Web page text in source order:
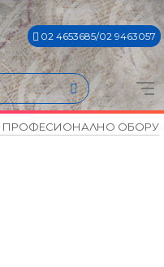
02 4653685/02 9463057
ПРОФЕСИОНАЛНО